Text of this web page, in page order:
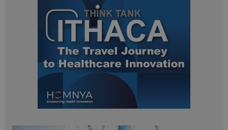
ARRAffinitySameSite
Microsoft Corporation
.www.dailyhealthindustry.it